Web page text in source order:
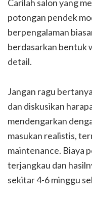
Carilah salon yang
potongan pendek
berpengalaman
berdasarkan bentuk
detail.
Jangan ragu
dan diskusikan
mendengarkan
masukan realistis,
maintenance. Biaya
terjangkau dan
sekitar 4-6 minggu